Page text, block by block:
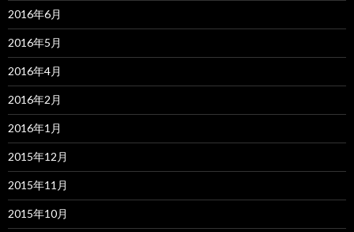
2016年6月
2016年5月
2016年4月
2016年2月
2016年1月
2015年12月
2015年11月
2015年10月